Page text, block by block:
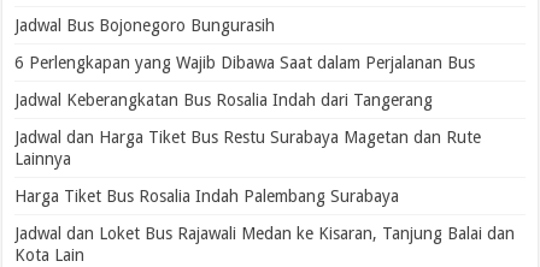
Jadwal Bus Bojonegoro Bungurasih
6 Perlengkapan yang Wajib Dibawa Saat dalam Perjalanan Bus
Jadwal Keberangkatan Bus Rosalia Indah dari Tangerang
Jadwal dan Harga Tiket Bus Restu Surabaya Magetan dan Rute
Lainnya
Harga Tiket Bus Rosalia Indah Palembang Surabaya
Jadwal dan Loket Bus Rajawali Medan ke Kisaran, Tanjung Balai dan
Kota Lain